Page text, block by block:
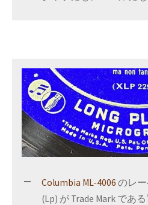
Columbia ML-4006 のレ
(Lp) が Trade Mark であ